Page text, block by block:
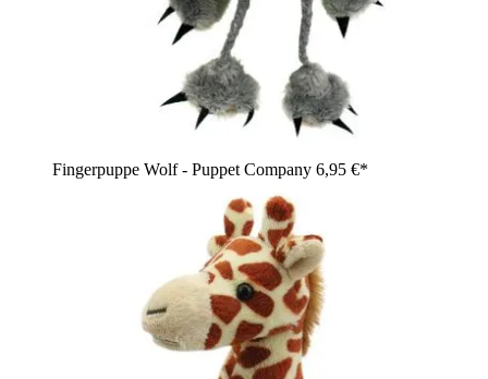
Fingerpuppe Wolf - Puppet Company 6,95 €*